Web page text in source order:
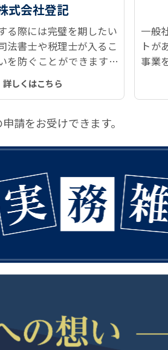
式会社登記
る際には完璧を期したい
法書士や税理士が入るこ
を防ぐことができます。
メンテナンスも、定款変
などで発生する登記もス
詳しくはこちら
一般
トが
事業
た
費
申請をお受けできます。